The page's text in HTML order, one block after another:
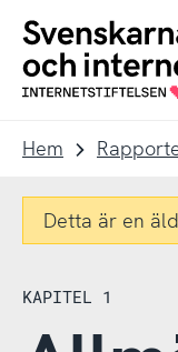
navigation
innehåll
To
startpage
Hem
Detta är en
KAPITEL 1